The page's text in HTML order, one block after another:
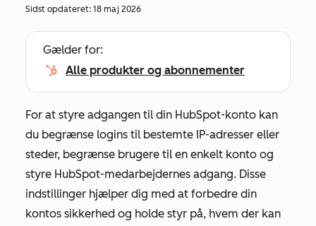
Sidst opdateret: 18 maj 2026
Gælder for:
Alle produkter og abonnementer
For at styre adgangen til din HubSpot-konto kan
du begrænse logins til bestemte IP-adresser eller
steder, begrænse brugere til en enkelt konto og
styre HubSpot-medarbejdernes adgang. Disse
indstillinger hjælper dig med at forbedre din
kontos sikkerhed og holde styr på, hvem der kan